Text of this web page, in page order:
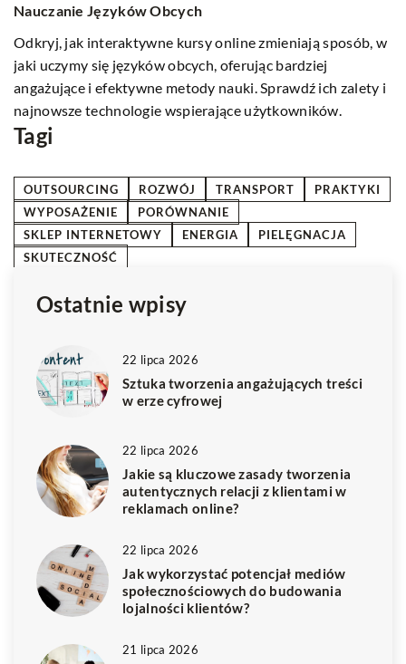
Nauczanie Języków Obcych
Odkryj, jak interaktywne kursy online zmieniają sposób, w
jaki uczymy się języków obcych, oferując bardziej
angażujące i efektywne metody nauki. Sprawdź ich zalety i
najnowsze technologie wspierające użytkowników.
Tagi
OUTSOURCING ROZWÓJ TRANSPORT
PRAKTYKI
WYPOSAŻENIE
PORÓWNANIE
SKLEP INTERNETOWY
ENERGIA
PIELĘGNACJA
SKUTECZNOŚĆ
Ostatnie wpisy
22 lipca 2026
Sztuka tworzenia angażujących treści
w erze cyfrowej
22 lipca 2026
Jakie są kluczowe zasady tworzenia
autentycznych relacji z klientami w
reklamach online?
22 lipca 2026
Jak wykorzystać potencjał mediów
społecznościowych do budowania
lojalności klientów?
21 lipca 2026